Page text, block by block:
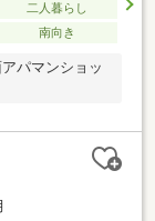
二人暮らし
南向き
パマンショッ